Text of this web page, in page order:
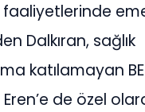
faaliyetlerinde
Dalkıran, sağlık
katılamayan
de özel